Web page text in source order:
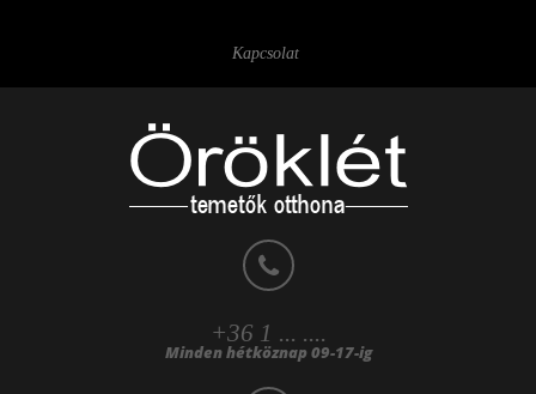
Kapcsolat
+36 1 ... ....
Minden hétköznap 09-17-ig